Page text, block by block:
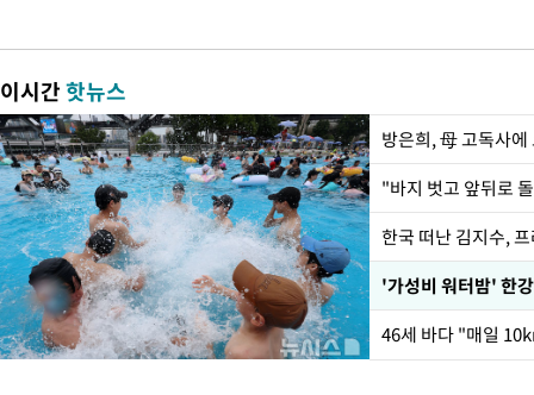
이시간핫뉴스
방은희, 母 고독사
한국 떠난 김지수,